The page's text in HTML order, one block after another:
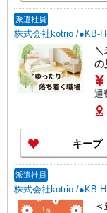
派遣社員
株式会社kotrio /●KB-
＼
の
通
キープ
派遣社員
株式会社kotrio /●KB-